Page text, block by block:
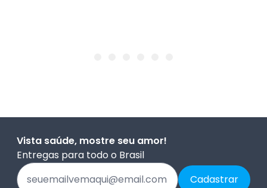
Vista saúde, mostre seu amor!
Entregas para todo o Brasil